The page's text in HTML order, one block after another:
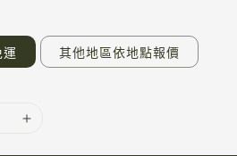
其他地區依地點報價